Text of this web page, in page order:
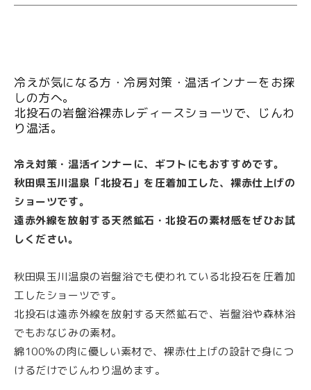
ー
ス
シ
ー
ツ
|
冷
え
策・
温
活・
冷
房
対
ー
ス
ー
ツ
冷
策・
温
活・
冷
房
対
冷えが気になる方・冷房対策・温活インナーをお探
しの方へ。
北投石の岩盤浴裸赤レディースショーツで、じんわ
り温活。
冷え対策・温活インナーに、ギフトにもおすすめです。
秋田県玉川温泉「北投石」を圧着加工した、裸赤仕上げの
ショーツです。
遠赤外線を放射する天然鉱石・北投石の素材感をぜひお試
しください。
秋田県玉川温泉の岩盤浴でも使われている北投石を圧着加
工したショーツです。
北投石は遠赤外線を放射する天然鉱石で、岩盤浴や森林浴
でもおなじみの素材。
綿100％の肉に優しい素材で、裸赤仕上げの設計で身につ
けるだけでじんわり温めます。
今だけ! カタログ無料プレゼント!
商品カテゴリー